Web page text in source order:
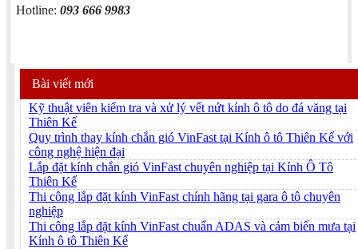
Hotline: 093 666 9983
Bài viết mới
Kỹ thuật viên kiểm tra và xử lý vết nứt kính ô tô do đá văng tại
Thiên Kế
Quy trình thay kính chắn gió VinFast tại Kính ô tô Thiên Kế với
công nghệ hiện đại
Lắp đặt kính chắn gió VinFast chuyên nghiệp tại Kính Ô Tô
Thiên Kế
Thi công lắp đặt kính VinFast chính hãng tại gara ô tô chuyên
nghiệp
Thi công lắp đặt kính VinFast chuẩn ADAS và cảm biến mưa tại
Kính ô tô Thiên Kế